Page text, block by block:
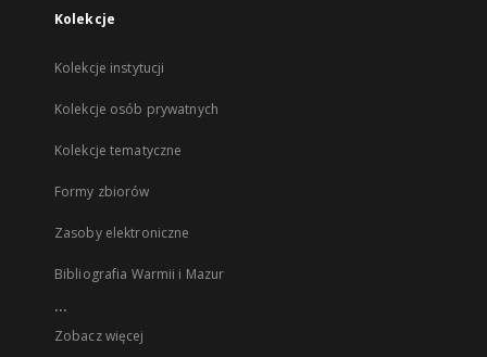
Kolekcje
Kolekcje instytucji
Kolekcje osób prywatnych
Kolekcje tematyczne
Formy zbiorów
Zasoby elektroniczne
Bibliografia Warmii i Mazur
...
Zobacz więcej